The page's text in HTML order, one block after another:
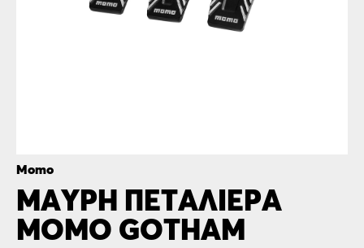
Momo
ΜΑΥΡΗ ΠΕΤΑΛΙΕΡΑ
MOMO GOTHAM